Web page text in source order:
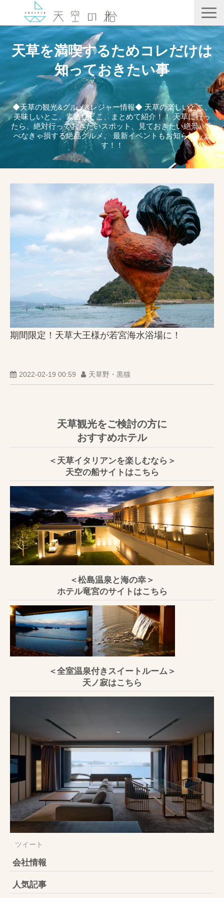
天空の船
ホテル竜宮
天ノ寂
記事一覧
コンテンツ
天草を満喫するためコレだけは
知っておきたい事
◆天草の観光&グルメ&レジャー情報◆ 天草の楽しいとこ、
美味しいとこ、素敵なとこ、まとめて紹介！！ 天草に行っ
たら、絶対行っておきたいスポット、見ておきたい絶景、食
べなきゃ損する絶品グルメ。 最新イベントもお知らせしま
す！！
期間限定！天草大王様が若宮海水浴場に！
2022-02-19 00:59 天草野・黒猫
天草観光をご検討の方に
おすすめホテル
＜天草イタリアンを楽しむなら＞
天空の船サイトはこちら
＜松島温泉と海の幸＞
ホテル竜宮のサイトはこちら
＜全室温泉付きスイートルーム＞
天ノ寂はこちら
ツイート
会社情報
人気記事